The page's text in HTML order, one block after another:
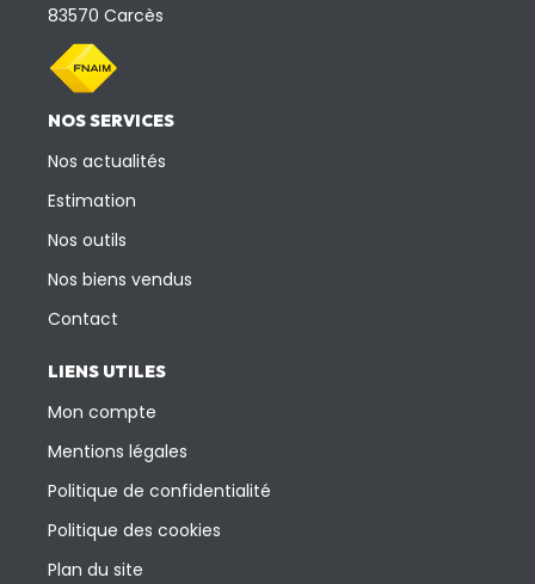
83570 Carcès
NOS SERVICES
Nos actualités
Estimation
Nos outils
Nos biens vendus
Contact
LIENS UTILES
Mon compte
Mentions légales
Politique de confidentialité
Politique des cookies
Plan du site